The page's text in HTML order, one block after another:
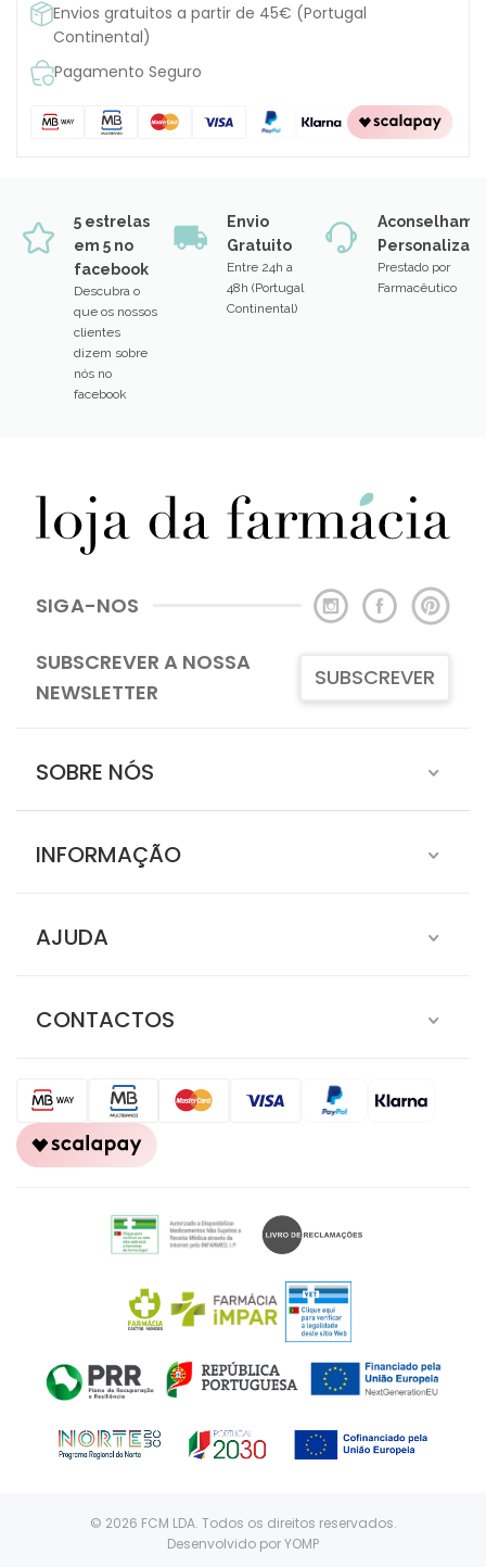
Envios gratuitos a partir de 45€ (Portugal
Continental)
Pagamento Seguro
5 estrelas
em 5 no
facebook
Descubra o
que os nossos
clientes
dizem sobre
nós no
facebook
Envio
Gratuito
Entre 24h a
48h (Portugal
Continental)
Prestado por
Farmacêutico
SIGA-NOS
SUBSCREVER A NOSSA
NEWSLETTER
SUBSCREVER
SOBRE NÓS
INFORMAÇÃO
AJUDA
CONTACTOS
© 2026 FCM LDA. Todos os direitos reservados.
Desenvolvido porYOMP